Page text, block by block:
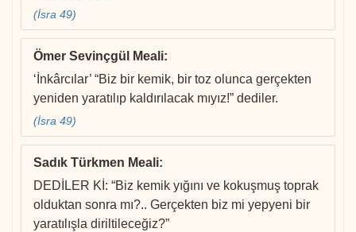
(İsra 49)
Ömer Sevinçgül Meali:
‘İnkârcılar’ “Biz bir kemik, bir toz olunca gerçekten
yeniden yaratılıp kaldırılacak mıyız!” dediler.
(İsra 49)
Sadık Türkmen Meali:
DEDİLER Kİ: “Biz kemik yığını ve kokuşmuş toprak
olduktan sonra mı?.. Gerçekten biz mi yepyeni bir
yaratılışla diriltileceğiz?”